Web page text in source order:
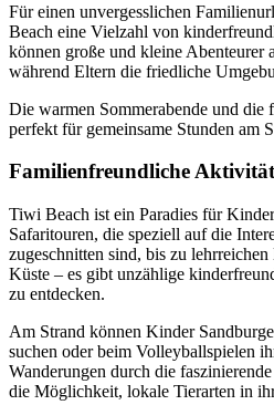
Für einen unvergesslichen
Beach eine Vielzahl von
können große und kleine Abenteurer
während Eltern die friedliche
Die warmen Sommerabende und die
perfekt für gemeinsame Stunden am
Familienfreundliche
Tiwi Beach ist ein Paradies für
Safaritouren, die speziell auf die
zugeschnitten sind, bis zu
Küste – es gibt unzählige
zu entdecken.
Am Strand können Kinder
suchen oder beim Volleyballspielen
Wanderungen durch die
die Möglichkeit, lokale Tierarten in